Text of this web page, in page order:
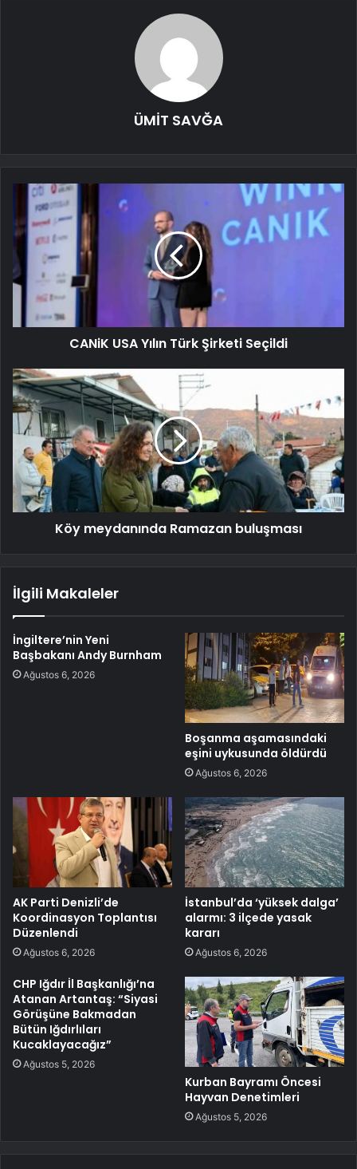
ÜMİT SAVĞA
CANiK USA Yılın Türk Şirketi Seçildi
Köy meydanında Ramazan buluşması
İlgili Makaleler
İngiltere’nin Yeni
Başbakanı Andy Burnham
Ağustos 6, 2026
Boşanma aşamasındaki
eşini uykusunda öldürdü
Ağustos 6, 2026
AK Parti Denizli’de
Koordinasyon Toplantısı
Düzenlendi
Ağustos 6, 2026
İstanbul’da ‘yüksek dalga’
alarmı: 3 ilçede yasak
kararı
Ağustos 6, 2026
CHP Iğdır İl Başkanlığı’na
Atanan Artantaş: “Siyasi
Görüşüne Bakmadan
Bütün Iğdırlıları
Kucaklayacağız”
Ağustos 5, 2026
Kurban Bayramı Öncesi
Hayvan Denetimleri
Ağustos 5, 2026